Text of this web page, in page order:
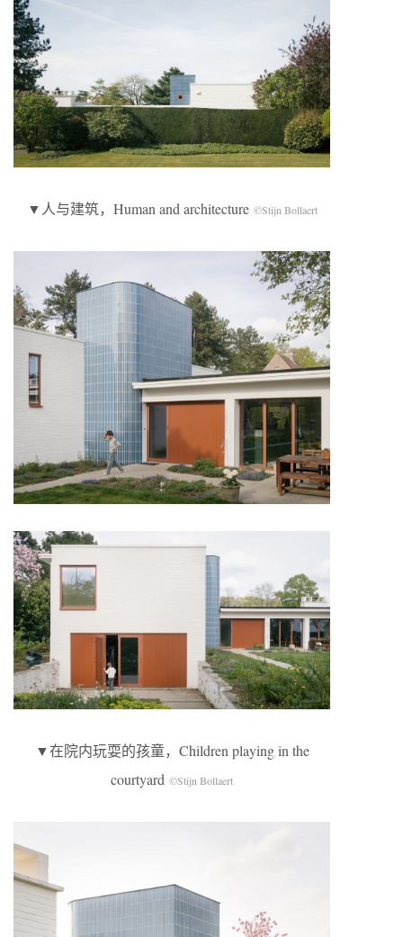
▼人与建筑，Human and architecture ©Stijn Bollaert
▼在院内玩耍的孩童，Children playing in the
courtyard ©Stijn Bollaert